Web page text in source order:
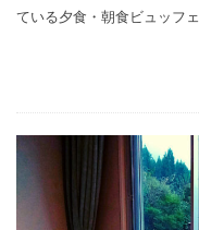
ている夕食・朝食ビュッフ